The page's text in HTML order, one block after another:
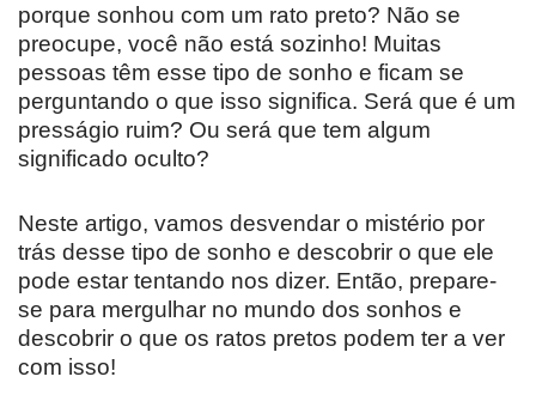
porque sonhou com um rato preto? Não se
preocupe, você não está sozinho! Muitas
pessoas têm esse tipo de sonho e ficam se
perguntando o que isso significa. Será que é um
presságio ruim? Ou será que tem algum
significado oculto?
Neste artigo, vamos desvendar o mistério por
trás desse tipo de sonho e descobrir o que ele
pode estar tentando nos dizer. Então, prepare-
se para mergulhar no mundo dos sonhos e
descobrir o que os ratos pretos podem ter a ver
com isso!